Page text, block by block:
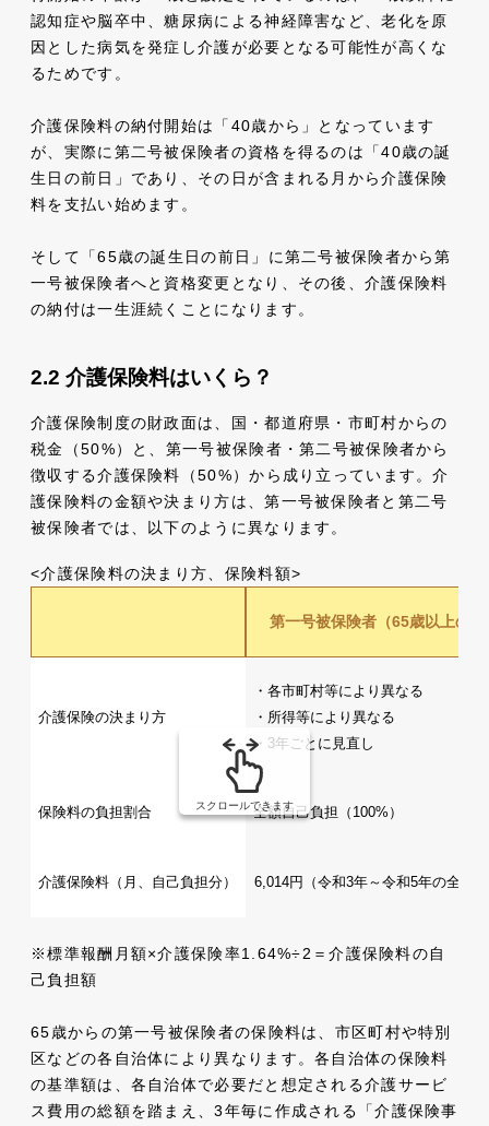
認知症や脳卒中、糖尿病による神経障害など、老化を原
因とした病気を発症し介護が必要となる可能性が高くな
るためです。
介護保険料の納付開始は「40歳から」となっています
が、実際に第二号被保険者の資格を得るのは「40歳の誕
生日の前日」であり、その日が含まれる月から介護保険
料を支払い始めます。
そして「65歳の誕生日の前日」に第二号被保険者から第
一号被保険者へと資格変更となり、その後、介護保険料
の納付は一生涯続くことになります。
介護保険料はいくら？
介護保険制度の財政面は、国・都道府県・市町村からの
税金（50%）と、第一号被保険者・第二号被保険者から
徴収する介護保険料（50%）から成り立っています。介
護保険料の金額や決まり方は、第一号被保険者と第二号
被保険者では、以下のように異なります。
<介護保険料の決まり方、保険料額>
第一号被保険者（65歳以上の方
介護保険の決まり方
・各市町村等により異なる
・所得等により異なる
・3年ごとに見直し
保険料の負担割合 全額自己負担（100%）
介護保険料（月、自己負担分） 6,014円（令和3年～令和5年の全国
スクロールできます
※標準報酬月額×介護保険率1.64%÷2＝介護保険料の自
己負担額
65歳からの第一号被保険者の保険料は、市区町村や特別
区などの各自治体により異なります。各自治体の保険料
の基準額は、各自治体で必要だと想定される介護サービ
ス費用の総額を踏まえ、3年毎に作成される「介護保険事